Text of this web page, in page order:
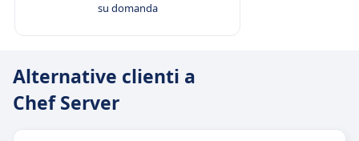
su domanda
Alternative clienti a
Chef Server